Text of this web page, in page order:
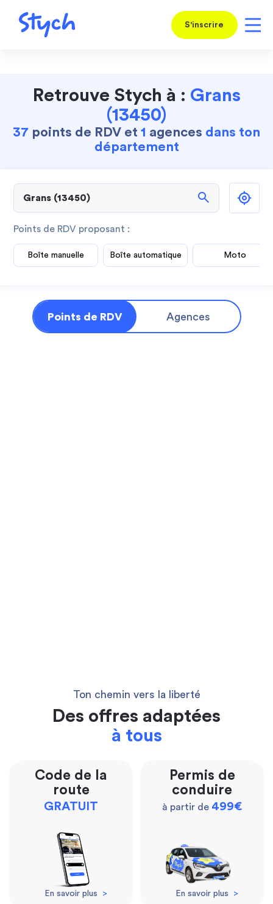
S'inscrire
Retrouve Stych à : Grans
(13450)
37 points de RDV et 1 agences dans ton
département
search
Points de RDV proposant :
Boîte manuelle Boîte automatique Moto
Points de RDV Agences
Ton chemin vers la liberté
Des offres adaptées
à tous
Code de la
route
GRATUIT
En savoir plus >
Permis de
conduire
à partir de 499€
En savoir plus >